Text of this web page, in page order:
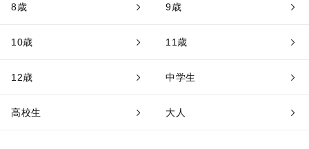
8歳 9歳
10歳 11歳
12歳 中学生
高校生 大人